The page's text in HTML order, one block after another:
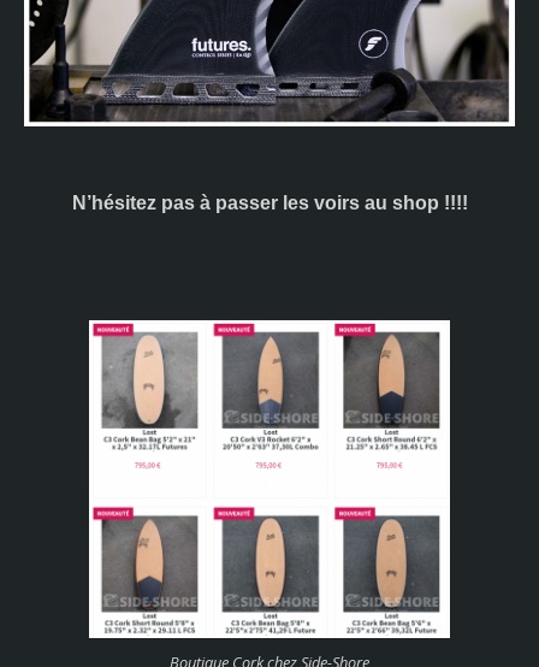
N’hésitez pas à passer les voirs au shop !!!!